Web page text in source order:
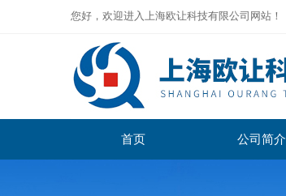
您好，欢迎进入上海欧让科技有限公司网站！
首页 公司简介